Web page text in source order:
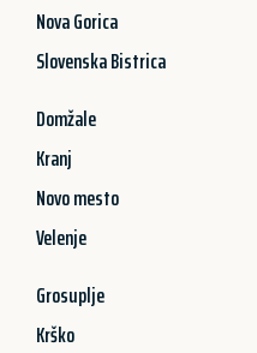
Nova Gorica
Slovenska Bistrica
Domžale
Kranj
Novo mesto
Velenje
Grosuplje
Krško